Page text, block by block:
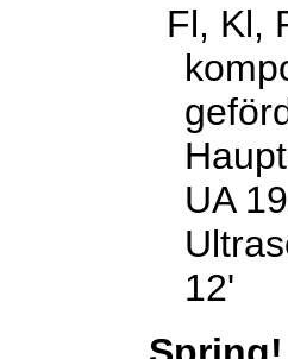
Fl, Kl,
UA
12'